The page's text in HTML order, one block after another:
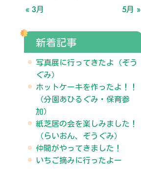
« 3月 5月 »
新着記事
写真展に行ってきたよ（ぞう
ぐみ）
ホットケーキを作ったよ！！
（分園あひるぐみ・保育参
加）
紙芝居の会を楽しみました！
（らいおん、ぞうぐみ）
仲間がやってきました！
いちご摘みに行ったよー